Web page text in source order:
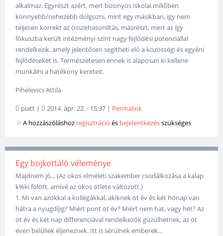
alkalmaz. Egyrészt azért, mert bizonyos iskolai miliőben
könnyebb/nehezebb dolgozni, mint egy másikban, így nem
teljesen korrekt az összehasonlítás, másrészt, mert az így
fókuszba került intézményi szint nagy fejlődési potenciállal
rendelkezik, amely jelentősen segítheti elő a közösségi és egyéni
fejlődéseket is. Természetesen ennek is alaposan ki kellene
munkálni a hatékony kereteit.
Pihelevics Attila
piatt | 2014. ápr. 22. - 15:37 | Permalink
A hozzászóláshoz regisztráció és bejelentkezésszükséges
Egy bojkottáló véleménye
Majdnem jó... (Az okos elméleti szakember csodálkozása a kalap
k%ki fölött, amivé az okos ötlete változott.)
1. Mi van azokkal a kollégákkal, akiknek öt év és két hónap van
hátra a nyugdíjig? Miért pont öt év? Miért nem hat, vagy hét? Az
öt év és két nap differenciával rendelkezők güzülhetnek, az öt
éven belüliek éljeneznek. Itt is sérülnek emberek...